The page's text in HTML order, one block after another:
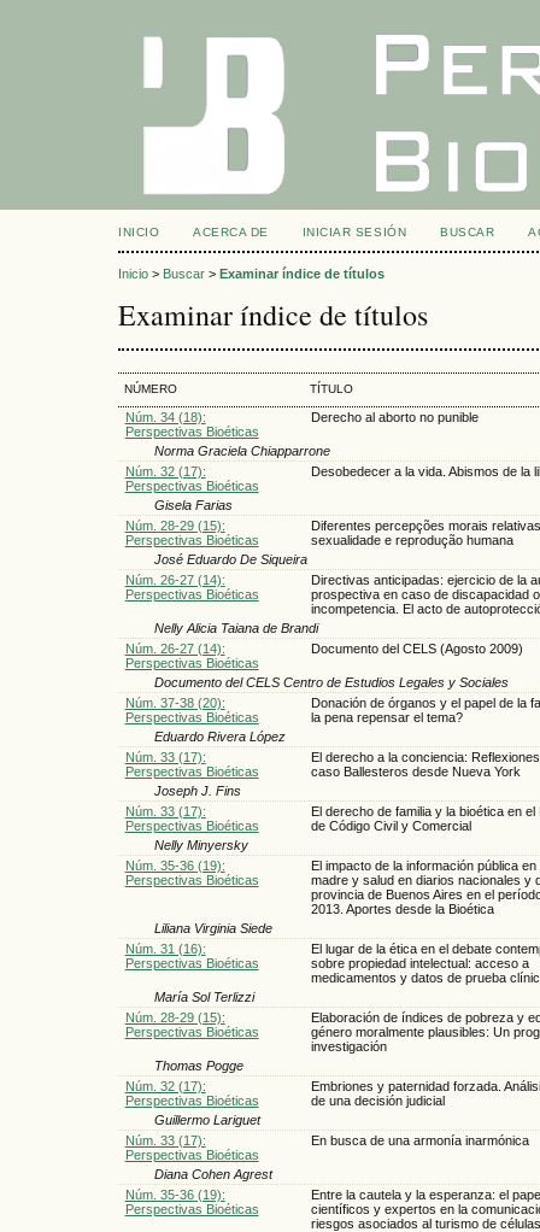
INICIO ACERCA DE INICIAR SESIÓN BUSCAR
Inicio > Buscar > Examinar índice de títulos
Examinar índice de títulos
NÚMERO TÍTULO
Núm. 34 (18):
Perspectivas Bioéticas
Derecho al aborto no punible
Norma Graciela Chiapparrone
Núm. 32 (17):
Perspectivas Bioéticas
Desobedecer a la vida. Abismos de la
Gisela Farias
Núm. 28-29 (15):
Perspectivas Bioéticas
Diferentes percepções morais
sexualidade e reprodução humana
José Eduardo De Siqueira
Núm. 26-27 (14):
Perspectivas Bioéticas
Directivas anticipadas: ejercicio de la
prospectiva en caso de discapacidad o
incompetencia. El acto de
Nelly Alicia Taiana de Brandi
Núm. 26-27 (14):
Perspectivas Bioéticas
Documento del CELS (Agosto 2009)
Documento del CELS Centro de Estudios Legales y Sociales
Núm. 37-38 (20):
Perspectivas Bioéticas
Donación de órganos y el papel de la
la pena repensar el tema?
Eduardo Rivera López
Núm. 33 (17):
Perspectivas Bioéticas
El derecho a la conciencia:
caso Ballesteros desde Nueva York
Joseph J. Fins
Núm. 33 (17):
Perspectivas Bioéticas
El derecho de familia y la bioética en el
de Código Civil y Comercial
Nelly Minyersky
Núm. 35-36 (19):
Perspectivas Bioéticas
El impacto de la información pública en
madre y salud en diarios nacionales y
provincia de Buenos Aires en el
2013. Aportes desde la Bioética
Liliana Virginia Siede
Núm. 31 (16):
Perspectivas Bioéticas
El lugar de la ética en el debate
sobre propiedad intelectual: acceso a
medicamentos y datos de prueba
María Sol Terlizzi
Núm. 28-29 (15):
Perspectivas Bioéticas
Elaboración de índices de pobreza y
género moralmente plausibles: Un
investigación
Thomas Pogge
Núm. 32 (17):
Perspectivas Bioéticas
Embriones y paternidad forzada.
de una decisión judicial
Guillermo Lariguet
Núm. 33 (17):
Perspectivas Bioéticas
En busca de una armonía inarmónica
Diana Cohen Agrest
Núm. 35-36 (19):
Perspectivas Bioéticas
Entre la cautela y la esperanza: el
científicos y expertos en la
riesgos asociados al turismo de